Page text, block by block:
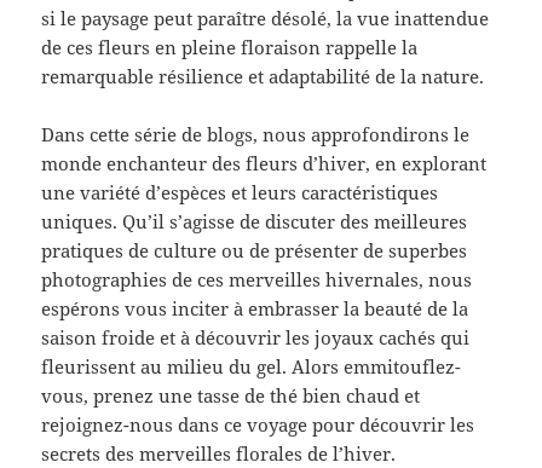
si le paysage peut paraître désolé, la vue inattendue
de ces fleurs en pleine floraison rappelle la
remarquable résilience et adaptabilité de la nature.
Dans cette série de blogs, nous approfondirons le
monde enchanteur des fleurs d’hiver, en explorant
une variété d’espèces et leurs caractéristiques
uniques. Qu’il s’agisse de discuter des meilleures
pratiques de culture ou de présenter de superbes
photographies de ces merveilles hivernales, nous
espérons vous inciter à embrasser la beauté de la
saison froide et à découvrir les joyaux cachés qui
fleurissent au milieu du gel. Alors emmitouflez-
vous, prenez une tasse de thé bien chaud et
rejoignez-nous dans ce voyage pour découvrir les
secrets des merveilles florales de l’hiver.